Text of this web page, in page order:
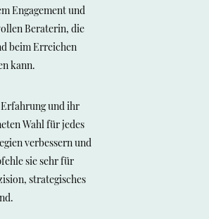
Engagement und
Beraterin, die
beim Erreichen
kann.
und ihr
Wahl für jedes
verbessern und
sie sehr für
strategisches